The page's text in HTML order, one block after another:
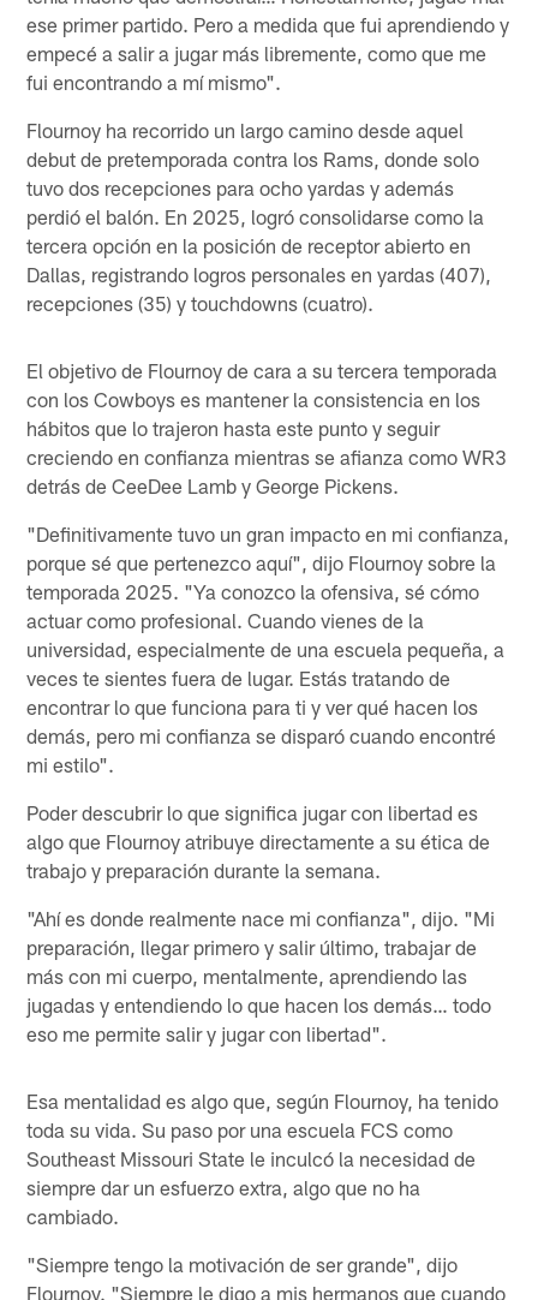
ese primer partido. Pero a medida que fui aprendiendo y
empecé a salir a jugar más libremente, como que me
fui encontrando a mí mismo".
Flournoy ha recorrido un largo camino desde aquel
debut de pretemporada contra los Rams, donde solo
tuvo dos recepciones para ocho yardas y además
perdió el balón. En 2025, logró consolidarse como la
tercera opción en la posición de receptor abierto en
Dallas, registrando logros personales en yardas (407),
recepciones (35) y touchdowns (cuatro).
El objetivo de Flournoy de cara a su tercera temporada
con los Cowboys es mantener la consistencia en los
hábitos que lo trajeron hasta este punto y seguir
creciendo en confianza mientras se afianza como WR3
detrás de CeeDee Lamb y George Pickens.
"Definitivamente tuvo un gran impacto en mi confianza,
porque sé que pertenezco aquí", dijo Flournoy sobre la
temporada 2025. "Ya conozco la ofensiva, sé cómo
actuar como profesional. Cuando vienes de la
universidad, especialmente de una escuela pequeña, a
veces te sientes fuera de lugar. Estás tratando de
encontrar lo que funciona para ti y ver qué hacen los
demás, pero mi confianza se disparó cuando encontré
mi estilo".
Poder descubrir lo que significa jugar con libertad es
algo que Flournoy atribuye directamente a su ética de
trabajo y preparación durante la semana.
"Ahí es donde realmente nace mi confianza", dijo. "Mi
preparación, llegar primero y salir último, trabajar de
más con mi cuerpo, mentalmente, aprendiendo las
jugadas y entendiendo lo que hacen los demás… todo
eso me permite salir y jugar con libertad".
Esa mentalidad es algo que, según Flournoy, ha tenido
toda su vida. Su paso por una escuela FCS como
Southeast Missouri State le inculcó la necesidad de
siempre dar un esfuerzo extra, algo que no ha
cambiado.
"Siempre tengo la motivación de ser grande", dijo
Flournoy. "Siempre le digo a mis hermanos que cuando